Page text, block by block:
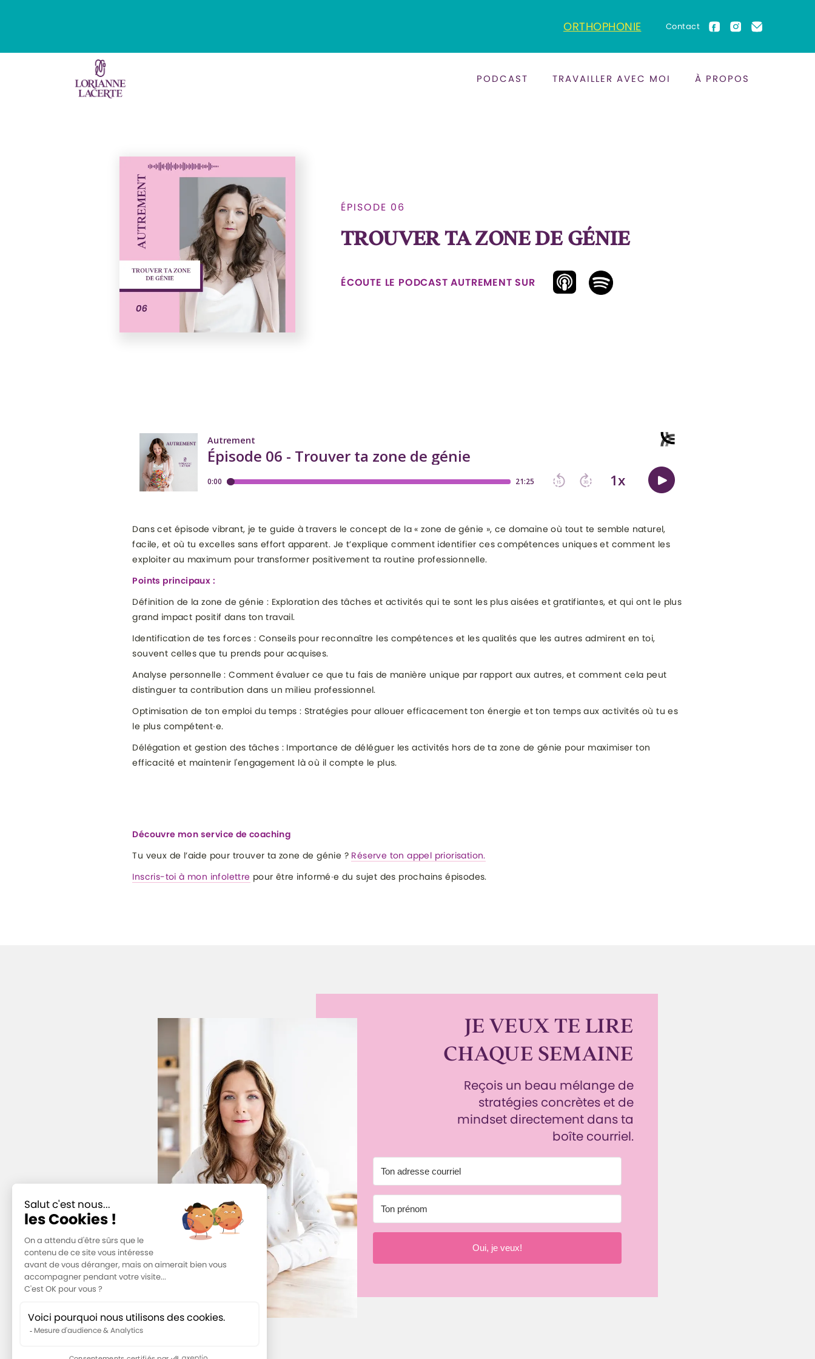
ORTHOPHONIE Contact
PODCAST TRAVAILLER AVEC MOI À PROPOS
ÉPISODE 06
TROUVER TA ZONE DE GÉNIE
ÉCOUTE LE PODCAST AUTREMENT SUR
Dans cet épisode vibrant, je te guide à travers le concept de la « zone de génie », ce domaine où tout te semble naturel,
facile, et où tu excelles sans effort apparent. Je t’explique comment identifier ces compétences uniques et comment les
exploiter au maximum pour transformer positivement ta routine professionnelle.
Points principaux :
Définition de la zone de génie : Exploration des tâches et activités qui te sont les plus aisées et gratifiantes, et qui ont le plus
grand impact positif dans ton travail.
Identification de tes forces : Conseils pour reconnaître les compétences et les qualités que les autres admirent en toi,
souvent celles que tu prends pour acquises.
Analyse personnelle : Comment évaluer ce que tu fais de manière unique par rapport aux autres, et comment cela peut
distinguer ta contribution dans un milieu professionnel.
Optimisation de ton emploi du temps : Stratégies pour allouer efficacement ton énergie et ton temps aux activités où tu es
le plus compétent∙e.
Délégation et gestion des tâches : Importance de déléguer les activités hors de ta zone de génie pour maximiser ton
efficacité et maintenir l'engagement là où il compte le plus.
Découvre mon service de coaching
Tu veux de l’aide pour trouver ta zone de génie ? Réserve ton appel priorisation.
Inscris-toi à mon infolettre pour être informé∙e du sujet des prochains épisodes.
JE VEUX TE LIRE
CHAQUE SEMAINE
Reçois un beau mélange de
stratégies concrètes et de
mindset directement dans ta
boîte courriel.
Oui, je veux!